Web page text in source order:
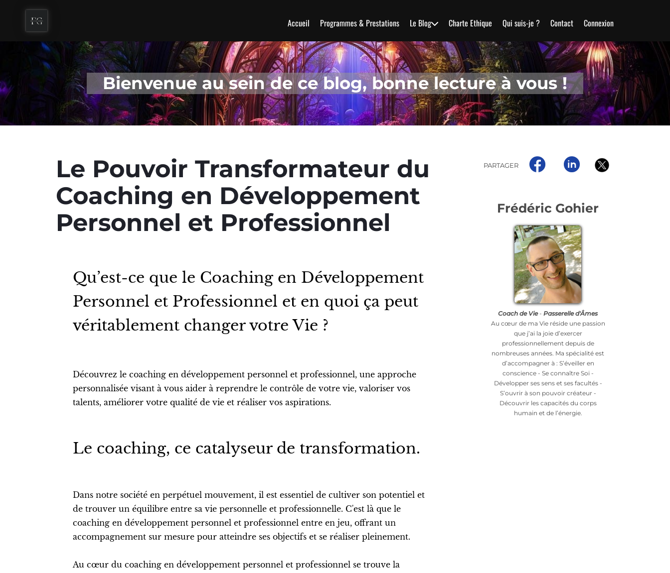
Accueil Programmes & Prestations Le Blog Charte Ethique Qui suis-je ? Contact Connexion
Bienvenue au sein de ce blog, bonne lecture à vous !
Le Pouvoir Transformateur du
Coaching en Développement
Personnel et Professionnel
Qu’est-ce que le Coaching en Développement
Personnel et Professionnel et en quoi ça peut
véritablement changer votre Vie ?
Découvrez le coaching en développement personnel et professionnel, une approche
personnalisée visant à vous aider à reprendre le contrôle de votre vie, valoriser vos
talents, améliorer votre qualité de vie et réaliser vos aspirations.
Le coaching, ce catalyseur de transformation.
Dans notre société en perpétuel mouvement, il est essentiel de cultiver son potentiel et
de trouver un équilibre entre sa vie personnelle et professionnelle. C'est là que le
coaching en développement personnel et professionnel entre en jeu, offrant un
accompagnement sur mesure pour atteindre ses objectifs et se réaliser pleinement.
Au cœur du coaching en développement personnel et professionnel se trouve la
PARTAGER
Frédéric Gohier
Coach de Vie-Passerelle d'Âmes
Au cœur de ma Vie réside une passion
que j’ai la joie d’exercer
professionnellement depuis de
nombreuses années. Ma spécialité est
d’accompagner à : S’éveiller en
conscience - Se connaître Soi -
Développer ses sens et ses facultés -
S’ouvrir à son pouvoir créateur -
Découvrir les capacités du corps
humain et de l’énergie.